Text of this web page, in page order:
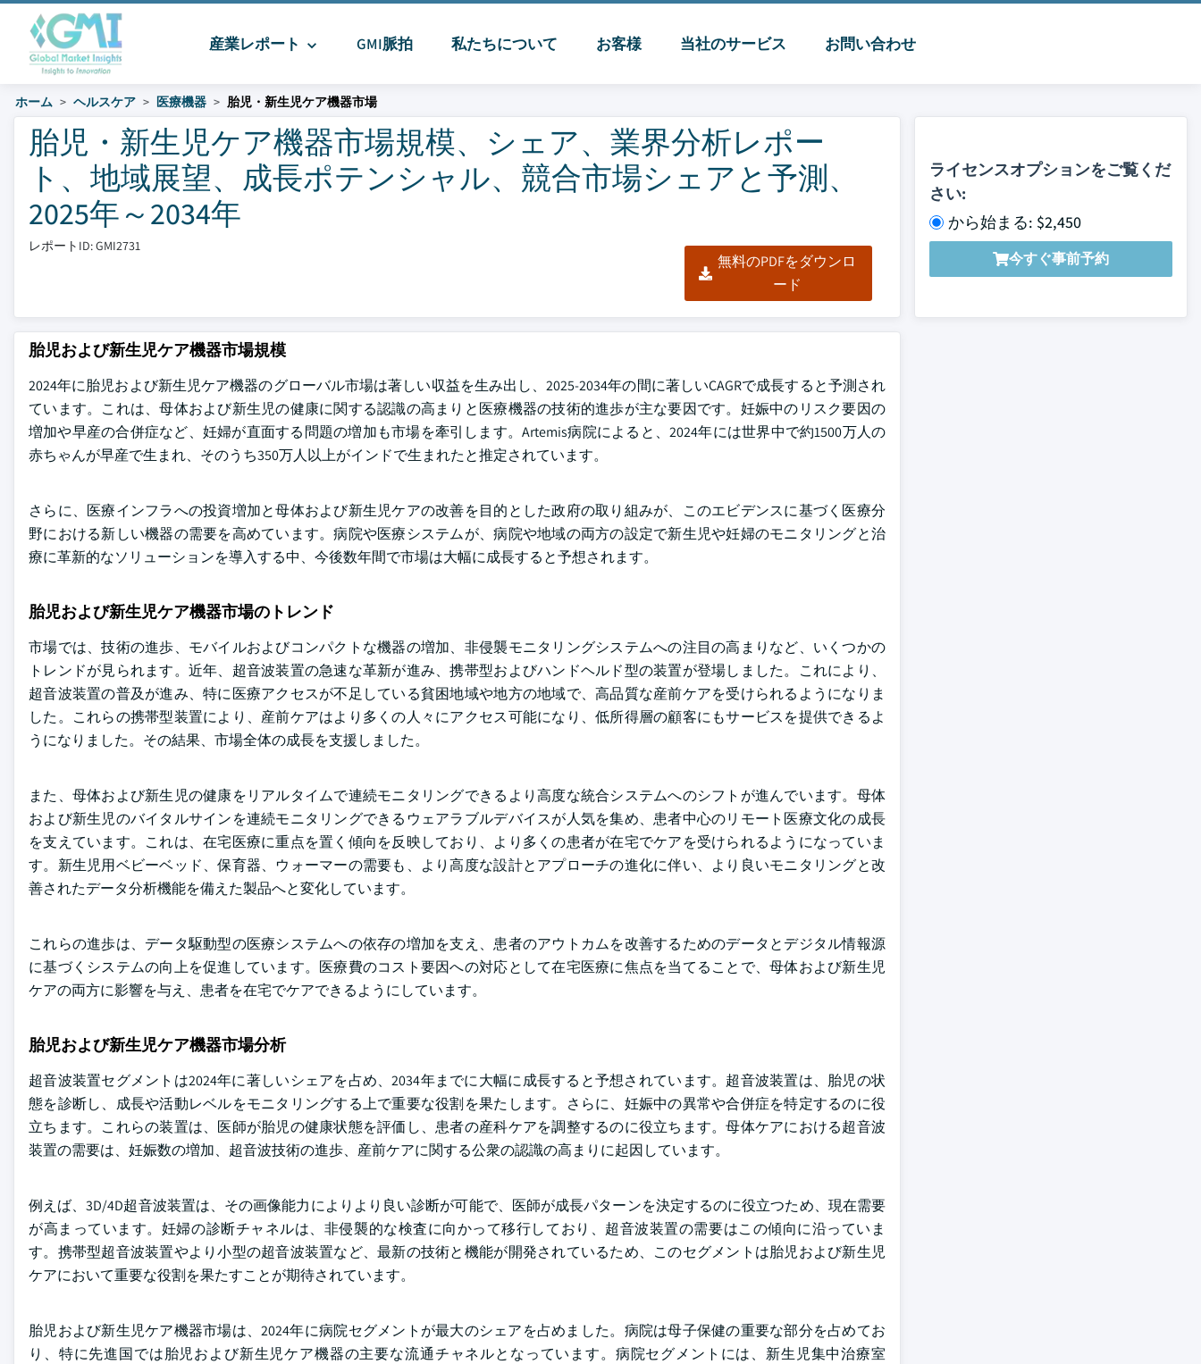
産業レポート GMI脈拍 私たちについて お客様 当社のサービス お問い合わせ
ホーム ヘルスケア 医療機器 胎児・新生児ケア機器市場
胎児・新生児ケア機器市場規模、シェア、業界分析レポー
ト、地域展望、成長ポテンシャル、競合市場シェアと予測、
2025年～2034年
レポートID: GMI2731
無料のPDFをダウンロ
ード
ライセンスオプションをご覧くだ
さい:
から始まる: $2,450
今すぐ事前予約
胎児および新生児ケア機器市場規模
2024年に胎児および新生児ケア機器のグローバル市場は著しい収益を生み出し、2025-2034年の間に著しいCAGRで成長すると予測され
ています。これは、母体および新生児の健康に関する認識の高まりと医療機器の技術的進歩が主な要因です。妊娠中のリスク要因の
増加や早産の合併症など、妊婦が直面する問題の増加も市場を牽引します。Artemis病院によると、2024年には世界中で約1500万人の
赤ちゃんが早産で生まれ、そのうち350万人以上がインドで生まれたと推定されています。
さらに、医療インフラへの投資増加と母体および新生児ケアの改善を目的とした政府の取り組みが、このエビデンスに基づく医療分
野における新しい機器の需要を高めています。病院や医療システムが、病院や地域の両方の設定で新生児や妊婦のモニタリングと治
療に革新的なソリューションを導入する中、今後数年間で市場は大幅に成長すると予想されます。
胎児および新生児ケア機器市場のトレンド
市場では、技術の進歩、モバイルおよびコンパクトな機器の増加、非侵襲モニタリングシステムへの注目の高まりなど、いくつかの
トレンドが見られます。近年、超音波装置の急速な革新が進み、携帯型およびハンドヘルド型の装置が登場しました。これにより、
超音波装置の普及が進み、特に医療アクセスが不足している貧困地域や地方の地域で、高品質な産前ケアを受けられるようになりま
した。これらの携帯型装置により、産前ケアはより多くの人々にアクセス可能になり、低所得層の顧客にもサービスを提供できるよ
うになりました。その結果、市場全体の成長を支援しました。
また、母体および新生児の健康をリアルタイムで連続モニタリングできるより高度な統合システムへのシフトが進んでいます。母体
および新生児のバイタルサインを連続モニタリングできるウェアラブルデバイスが人気を集め、患者中心のリモート医療文化の成長
を支えています。これは、在宅医療に重点を置く傾向を反映しており、より多くの患者が在宅でケアを受けられるようになっていま
す。新生児用ベビーベッド、保育器、ウォーマーの需要も、より高度な設計とアプローチの進化に伴い、より良いモニタリングと改
善されたデータ分析機能を備えた製品へと変化しています。
これらの進歩は、データ駆動型の医療システムへの依存の増加を支え、患者のアウトカムを改善するためのデータとデジタル情報源
に基づくシステムの向上を促進しています。医療費のコスト要因への対応として在宅医療に焦点を当てることで、母体および新生児
ケアの両方に影響を与え、患者を在宅でケアできるようにしています。
胎児および新生児ケア機器市場分析
超音波装置セグメントは2024年に著しいシェアを占め、2034年までに大幅に成長すると予想されています。超音波装置は、胎児の状
態を診断し、成長や活動レベルをモニタリングする上で重要な役割を果たします。さらに、妊娠中の異常や合併症を特定するのに役
立ちます。これらの装置は、医師が胎児の健康状態を評価し、患者の産科ケアを調整するのに役立ちます。母体ケアにおける超音波
装置の需要は、妊娠数の増加、超音波技術の進歩、産前ケアに関する公衆の認識の高まりに起因しています。
例えば、3D/4D超音波装置は、その画像能力によりより良い診断が可能で、医師が成長パターンを決定するのに役立つため、現在需要
が高まっています。妊婦の診断チャネルは、非侵襲的な検査に向かって移行しており、超音波装置の需要はこの傾向に沿っていま
す。携帯型超音波装置やより小型の超音波装置など、最新の技術と機能が開発されているため、このセグメントは胎児および新生児
ケアにおいて重要な役割を果たすことが期待されています。
胎児および新生児ケア機器市場は、2024年に病院セグメントが最大のシェアを占めました。病院は母子保健の重要な部分を占めてお
り、特に先進国では胎児および新生児ケア機器の主要な流通チャネルとなっています。病院セグメントには、新生児集中治療室